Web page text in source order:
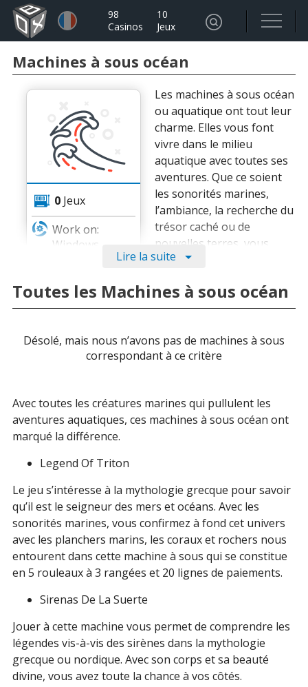
98
Casinos
10
Jeux
Machines à sous océan
0Jeux
Work on:
Windows
Les machines à sous océan
ou aquatique ont tout leur
charme. Elles vous font
vivre dans le milieu
aquatique avec toutes ses
aventures. Que ce soient
les sonorités marines,
l’ambiance, la recherche du
trésor caché ou de
nouvelles terres, vous
découvrirez toutes les
la première étape.
les profondeurs des mers et des océans n’étaient pas
habitées, mais, les machines à sous océan font
multiples mystères du monde sous-marin. Avec les
points lumineux, ses contes et les craintes des
profondeurs, à chaque étape du jeu, vous en
Les concepteurs des machines à sous océan se sont
inspirés des contes et des légendes pour créer de tels
graphismes. Indépendamment du jeu, le relief de la
terre, la position des objets et la taille des océans, tout
est sans cesse modifié pour s’adapter aux forces
Le fun des jeux aquatiques
Les jeux aquatiques dans les casinos font des scènes
dans les vastes étendues marines. Elles tournent
autour des histoires de bravoures, des conquêtes et
Lire la suite
Toutes les Machines à sous océan
Désolé, mais nous n’avons pas de machines à sous
correspondant à ce critère
Avec toutes les créatures marines qui pullulent les
aventures aquatiques, ces machines à sous océan ont
marqué la différence.
Legend Of Triton
Le jeu s’intéresse à la mythologie grecque pour savoir
qu’il est le seigneur des mers et océans. Avec les
sonorités marines, vous confirmez à fond cet univers
avec les planchers marins, les coraux et rochers nous
entourent dans cette machine à sous qui se constitue
en 5 rouleaux à 3 rangées et 20 lignes de paiements.
Sirenas De La Suerte
Jouer à cette machine vous permet de comprendre les
légendes vis-à-vis des sirènes dans la mythologie
grecque ou nordique. Avec son corps et sa beauté
divine, vous avez toute la chance à vos côtés.